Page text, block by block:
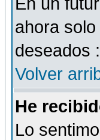
ahora
deseados
Volver
He
Lo